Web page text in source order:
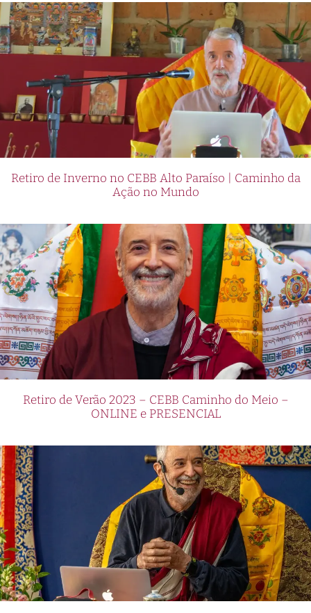
Retiro de Inverno no CEBB Alto Paraíso | Caminho da
Ação no Mundo
Retiro de Verão 2023 – CEBB Caminho do Meio –
ONLINE e PRESENCIAL